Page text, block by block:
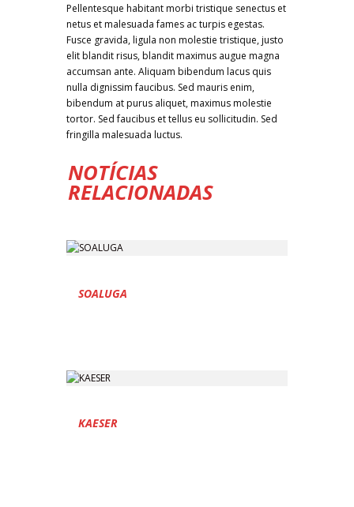
Pellentesque habitant morbi tristique senectus et
netus et malesuada fames ac turpis egestas.
Fusce gravida, ligula non molestie tristique, justo
elit blandit risus, blandit maximus augue magna
accumsan ante. Aliquam bibendum lacus quis
nulla dignissim faucibus. Sed mauris enim,
bibendum at purus aliquet, maximus molestie
tortor. Sed faucibus et tellus eu sollicitudin. Sed
fringilla malesuada luctus.
NOTÍCIAS
RELACIONADAS
SOALUGA
KAESER